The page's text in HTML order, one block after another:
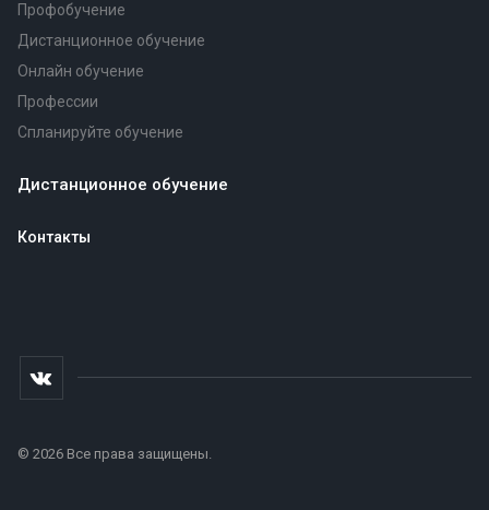
Профобучение
Дистанционное обучение
Онлайн обучение
Профессии
Спланируйте обучение
Дистанционное обучение
Контакты
© 2026 Все права защищены.